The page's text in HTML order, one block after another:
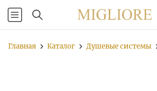
Главная Каталог Душевые системы